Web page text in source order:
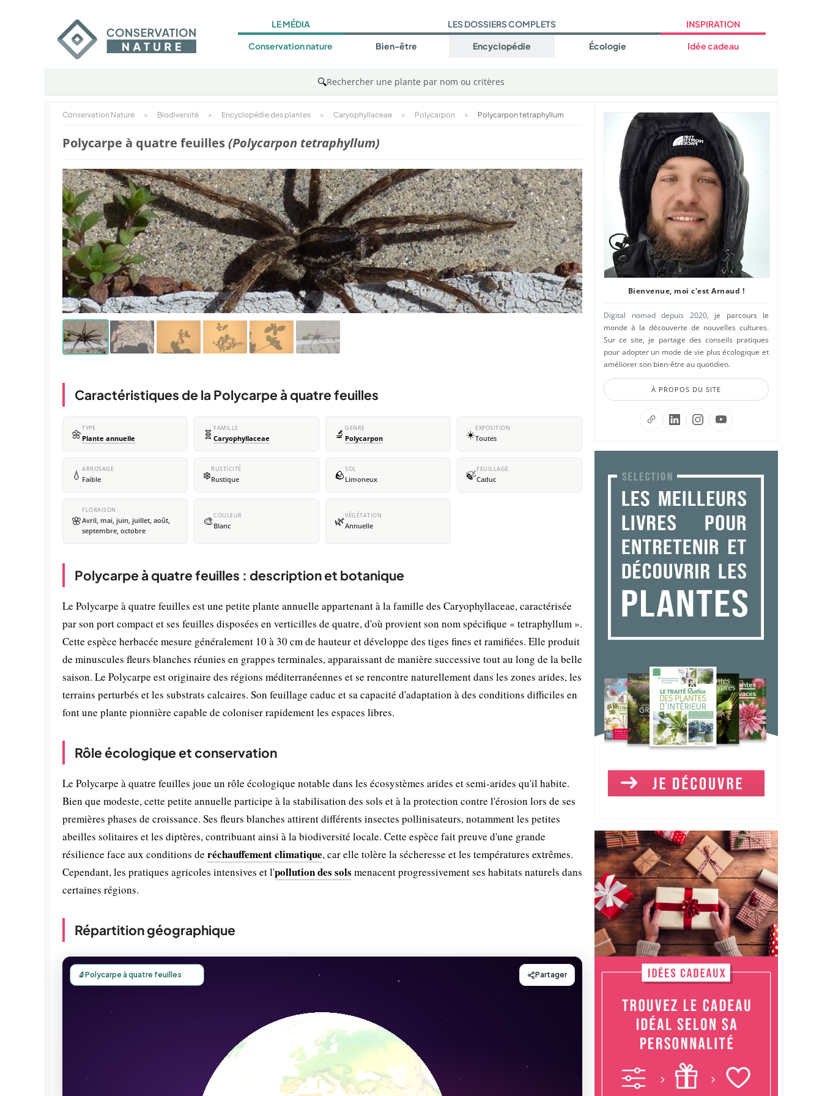
LE MÉDIA
Conservation nature
LES DOSSIERS COMPLETS
Bien-être Encyclopédie Écologie
INSPIRATION
Idée cadeau
🔍Rechercher une plante par nom ou critères
Conservation Nature > Biodiversité > Encyclopédie des plantes > Caryophyllaceae > Polycarpon > Polycarpon tetraphyllum
Polycarpe à quatre feuilles(Polycarpon tetraphyllum)
Caractéristiques de la Polycarpe à quatre feuilles
🌼TYPE
Plante annuelle 🧬 FAMILLE
Caryophyllaceae 🔬 GENRE
Polycarpon ☀️EXPOSITION
Toutes
💧 ARROSAGE
Faible ❄️RUSTICITÉ
Rustique 🪨SOL
Limoneux 🍃FEUILLAGE
Caduc
🌸
FLORAISON
Avril, mai, juin, juillet, août,
septembre, octobre
🎨COULEUR
Blanc 🌿VÉGÉTATION
Annuelle
Polycarpe à quatre feuilles : description et botanique
Le Polycarpe à quatre feuilles est une petite plante annuelle appartenant à la famille des Caryophyllaceae, caractérisée
par son port compact et ses feuilles disposées en verticilles de quatre, d'où provient son nom spécifique « tetraphyllum ».
Cette espèce herbacée mesure généralement 10 à 30 cm de hauteur et développe des tiges fines et ramifiées. Elle produit
de minuscules fleurs blanches réunies en grappes terminales, apparaissant de manière successive tout au long de la belle
saison. Le Polycarpe est originaire des régions méditerranéennes et se rencontre naturellement dans les zones arides, les
terrains perturbés et les substrats calcaires. Son feuillage caduc et sa capacité d'adaptation à des conditions difficiles en
font une plante pionnière capable de coloniser rapidement les espaces libres.
Rôle écologique et conservation
Le Polycarpe à quatre feuilles joue un rôle écologique notable dans les écosystèmes arides et semi-arides qu'il habite.
Bien que modeste, cette petite annuelle participe à la stabilisation des sols et à la protection contre l'érosion lors de ses
premières phases de croissance. Ses fleurs blanches attirent différents insectes pollinisateurs, notamment les petites
abeilles solitaires et les diptères, contribuant ainsi à la biodiversité locale. Cette espèce fait preuve d'une grande
résilience face aux conditions de réchauffement climatique, car elle tolère la sécheresse et les températures extrêmes.
Cependant, les pratiques agricoles intensives et l'pollution des sols menacent progressivement ses habitats naturels dans
certaines régions.
Répartition géographique
Bienvenue, moi c'est Arnaud !
Digital nomad depuis 2020, je parcours le
monde à la découverte de nouvelles cultures.
Sur ce site, je partage des conseils pratiques
pour adopter un mode de vie plus écologique et
améliorer son bien-être au quotidien.
À PROPOS DU SITE